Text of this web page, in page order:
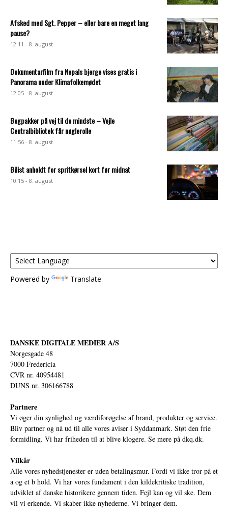
Afsked med Sgt. Pepper – eller bare en meget lang
pause?
12:11 - 8. august
Dokumentarfilm fra Nepals bjerge vises gratis i
Panorama under Klimafolkemødet
12:05 - 8. august
Bogpakker på vej til de mindste – Vejle
Centralbibliotek får nøglerolle
11:56 - 8. august
Bilist anholdt for spritkørsel kort før midnat
10:15 - 8. august
Powered by Translate
DANSKE DIGITALE MEDIER A/S
Norgesgade 48
7000 Fredericia
CVR nr. 40954481
DUNS nr. 306166788
Partnere
Vi øger din synlighed og værdiforøgelse af brand, produkter og service.
Bliv partner og nå ud til alle vores aviser i Syddanmark. Støt den frie
formidling. Vi har friheden til at blive klogere. Se mere på dkq.dk.
Vilkår
Alle vores nyhedstjenester er uden betalingsmur. Fordi vi ikke tror på et
a og et b hold. Vi har vores fundament i den kildekritiske tradition,
udviklet af danske historikere gennem tiden. Fejl kan og vil ske. Dem
vil vi erkende. Vi skaber ikke nyhederne. Vi bringer dem.